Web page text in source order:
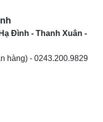
Đình - Thanh Xuân -
hàng) - 0243.200.9829